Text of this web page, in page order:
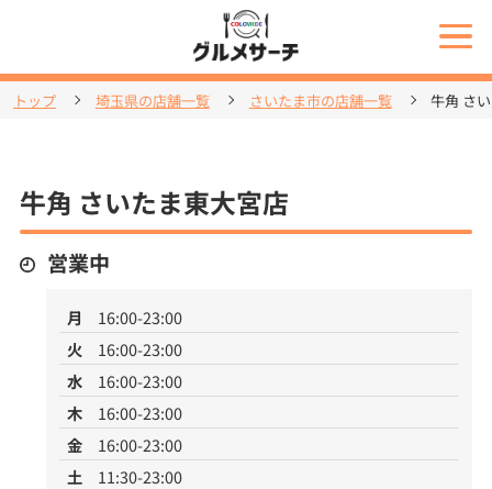
トップ 埼玉県の店舗一覧 さいたま市の店舗一覧 牛角 さ
牛角 さいたま東大宮店
営業中
月
16:00-23:00
火
16:00-23:00
水
16:00-23:00
木
16:00-23:00
金
16:00-23:00
土
11:30-23:00